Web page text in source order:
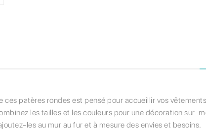
ces patères rondes est pensé pour accueillir vos
les tailles et les couleurs pour une décoration sur-
les au mur au fur et à mesure des envies et besoins.